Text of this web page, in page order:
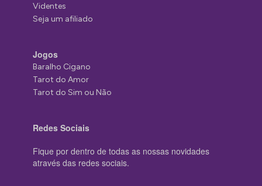
Videntes
Seja um afiliado
Jogos
Baralho Cigano
Tarot do Amor
Tarot do Sim ou Não
Redes Sociais
Fique por dentro de todas as nossas novidades
através das redes sociais.